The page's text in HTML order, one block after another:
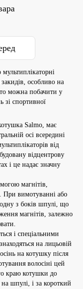
особливо на
можна побачити у
зі спортивної
Salmo, має
осі всередині
від
відцентрову
і це надає значну
магнітів,
При вимотуванні або
одну з боків шпулі, що
магнітів, залежно
і спеціальними
на лицьовій
на котушку після
волосіні цей
краю котушки до
шпулі, і за короткий